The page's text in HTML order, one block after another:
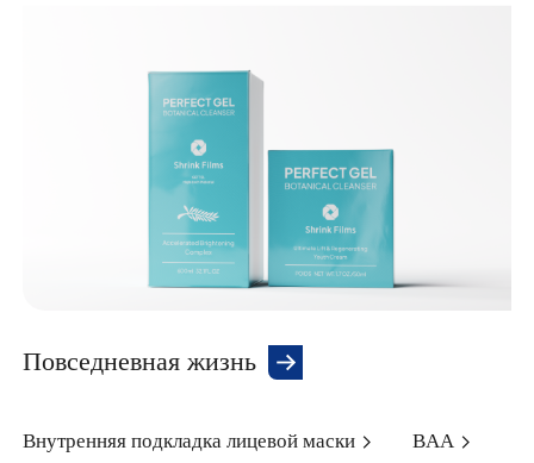
Повседневная жизнь
Внутренняя подкладка лицевой маски
BAA